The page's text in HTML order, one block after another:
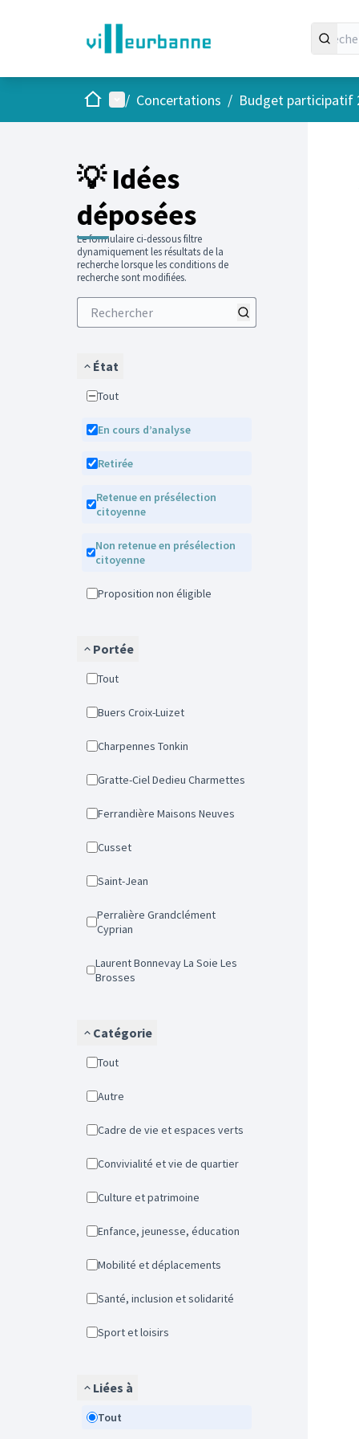
AccueilMenu principal
/ Concertations / Budget participatif
💡 Idées
déposées
Le formulaire ci-dessous filtre
dynamiquement les résultats de la
recherche lorsque les conditions de
recherche sont modifiées.
État
Tout
En cours d’analyse
Retirée
Retenue en présélection
citoyenne
Non retenue en présélection
citoyenne
Proposition non éligible
Portée
Tout
Buers Croix-Luizet
Charpennes Tonkin
Gratte-Ciel Dedieu Charmettes
Ferrandière Maisons Neuves
Cusset
Saint-Jean
Perralière Grandclément
Cyprian
Laurent Bonnevay La Soie Les
Brosses
Catégorie
Tout
Autre
Cadre de vie et espaces verts
Convivialité et vie de quartier
Culture et patrimoine
Enfance, jeunesse, éducation
Mobilité et déplacements
Santé, inclusion et solidarité
Sport et loisirs
Liées à
Tout